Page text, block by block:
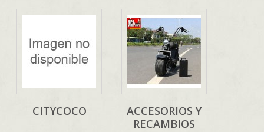
CITYCOCO
ACCESORIOS Y
RECAMBIOS